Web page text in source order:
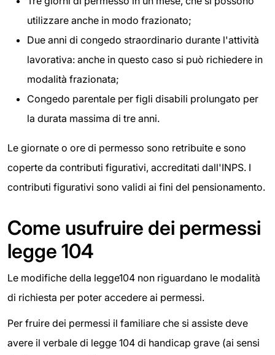
utilizzare anche in modo frazionato;
Due anni di congedo straordinario durante l'attività
lavorativa: anche in questo caso si può richiedere in
modalità frazionata;
Congedo parentale per figli disabili prolungato per
la durata massima di tre anni.
Le giornate o ore di permesso sono retribuite e sono
coperte da contributi figurativi, accreditati dall'INPS. I
contributi figurativi sono validi ai fini del pensionamento.
Come usufruire dei permessi
legge 104
Le modifiche della legge104 non riguardano le modalità
di richiesta per poter accedere ai permessi.
Per fruire dei permessi il familiare che si assiste deve
avere il verbale di legge 104 di handicap grave (ai sensi